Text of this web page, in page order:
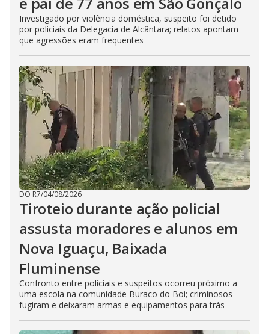
Investigado por violência doméstica, suspeito foi detido
por policiais da Delegacia de Alcântara; relatos apontam
que agressões eram frequentes
DO R7/04/08/2026
Tiroteio durante ação policial
assusta moradores e alunos em
Nova Iguaçu, Baixada
Fluminense
Confronto entre policiais e suspeitos ocorreu próximo a
uma escola na comunidade Buraco do Boi; criminosos
fugiram e deixaram armas e equipamentos para trás